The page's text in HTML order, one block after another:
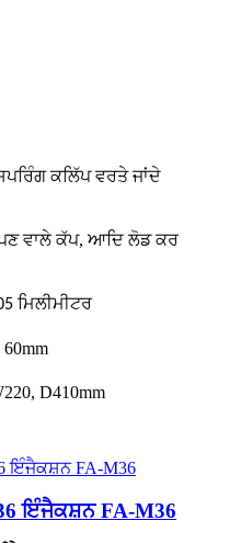
ਕਲਿੱਪ ਵਰਤੇ ਜਾਂਦੇ
ਵਾਲੇ ਕੱਪ, ਆਦਿ ਲੋਡ ਕਰ
ਮਿਲੀਮੀਟਰ
D410mm
ਇੰਜੈਕਸ਼ਨ FA-M36